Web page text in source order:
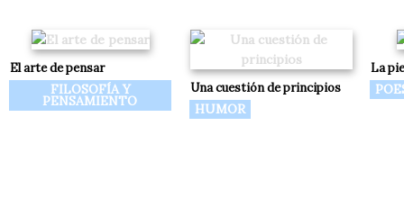
El arte de pensar
FILOSOFÍA Y
PENSAMIENTO
Una cuestión de principios
HUMOR
La